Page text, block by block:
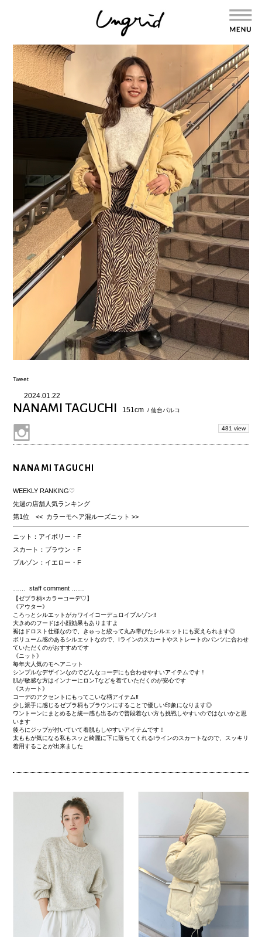
Tweet
2024.01.22
NANAMI TAGUCHI 151cm / 仙台パルコ
481 view
NANAMI TAGUCHI
WEEKLY RANKING♡
先週の店舗人気ランキング
第1位 << カラーモヘア混ルーズニット >>
ニット：アイボリー・F
スカート：ブラウン・F
ブルゾン：イエロー・F
…… staff comment ……
【ゼブラ柄×カラーコーデ♡】
《アウター》
ころっとシルエットがカワイイコーデュロイブルゾン‼️
大きめのフードは小顔効果もありますよ
裾はドロスト仕様なので、きゅっと絞って丸み帯びたシルエットにも変えられます◎
ボリューム感のあるシルエットなので、Iラインのスカートやストレートのパンツに合わせ
ていただくのがおすすめです
《ニット》
毎年大人気のモヘアニット
シンプルなデザインなのでどんなコーデにも合わせやすいアイテムです！
肌が敏感な方はインナーにロンTなどを着ていただくのが安心です
《スカート》
コーデのアクセントにもってこいな柄アイテム‼️
少し派手に感じるゼブラ柄もブラウンにすることで優しい印象になります◎
ワントーンにまとめると統一感も出るので普段着ない方も挑戦しやすいのではないかと思
います
後ろにジップが付いていて着脱もしやすいアイテムです！
太ももが気になる私もスッと綺麗に下に落ちてくれるIラインのスカートなので、スッキリ
着用することが出来ました